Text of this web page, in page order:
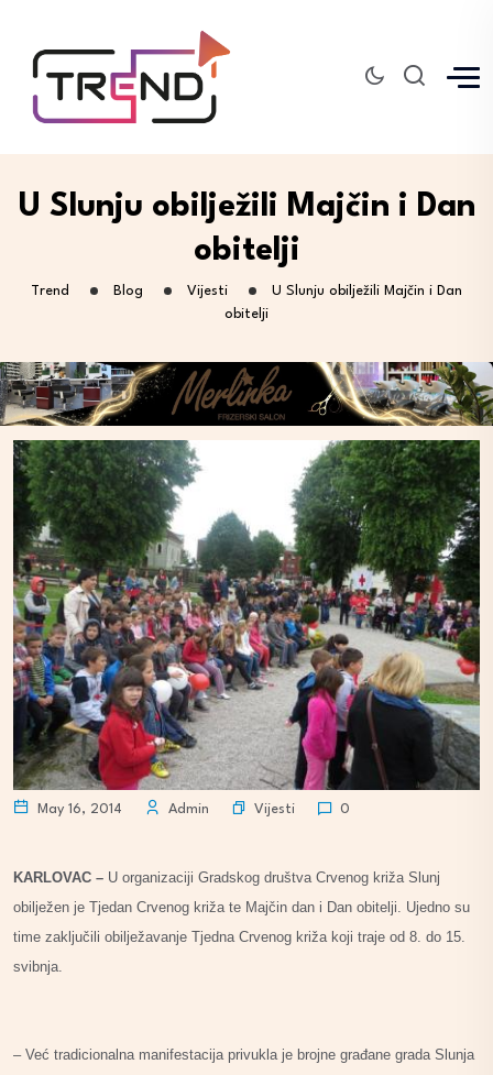
U Slunju obilježili Majčin i Dan
obitelji
Trend Blog Vijesti
U Slunju obilježili Majčin i Dan
obitelji
May 16, 2014 Admin Vijesti 0
KARLOVAC – U organizaciji Gradskog društva Crvenog križa Slunj
obilježen je Tjedan Crvenog križa te Majčin dan i Dan obitelji. Ujedno su
time zaključili obilježavanje Tjedna Crvenog križa koji traje od 8. do 15.
svibnja.
– Već tradicionalna manifestacija privukla je brojne građane grada Slunja